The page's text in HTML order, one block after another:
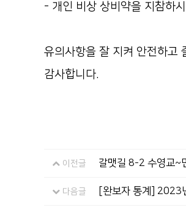
- 개인 비상 상비약을 지참하
유의사항을 잘 지켜 안전하고
감사합니다.
이전글 갈맷길 8-2 수영교~
다음글 [완보자 통계] 2023